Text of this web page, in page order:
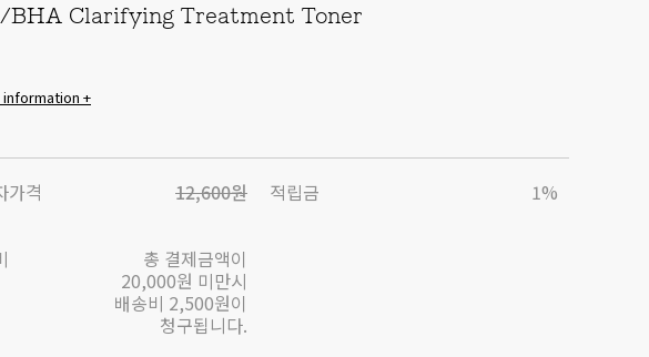
BHA Clarifying Treatment Toner
+
가격 12,600원 적립금 1%
총 결제금액이
20,000원 미만시
배송비 2,500원이
청구됩니다.